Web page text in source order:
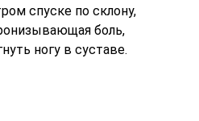
спуске по склону,
боль,
ногу в суставе.